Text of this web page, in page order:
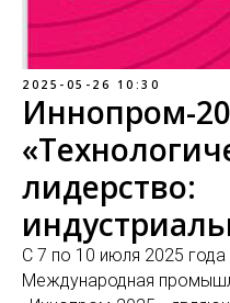
2025-05-26 10:30
Иннопром-
лидерство:
С 7 по 10 июля 2025 года
Международная